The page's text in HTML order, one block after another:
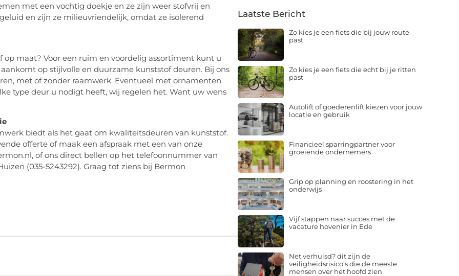
met een vochtig doekje en ze zijn weer stofvrij en
en zijn ze milieuvriendelijk, omdat ze isolerend
maat? Voor een ruim en voordelig assortiment kunt u
op stijlvolle en duurzame kunststof deuren. Bij ons
met of zonder raamwerk. Eventueel met ornamenten
type deur u nodigt heeft, wij regelen het. Want uw wens
biedt als het gaat om kwaliteitsdeuren van kunststof.
offerte of maak een afspraak met een van onze
of ons direct bellen op het telefoonnummer van
(035-5243292). Graag tot ziens bij Bermon
Laatste Bericht
Zo kies je een fiets die bij jouw route
past
Zo kies je een fiets die echt bij je ritten
past
Autolift of goederenlift kiezen voor jouw
locatie en gebruik
Financieel sparringpartner voor
groeiende ondernemers
Grip op planning en roostering in het
onderwijs
Vijf stappen naar succes met de
vacature hovenier in Ede
Net verhuisd? dit zijn de
veiligheidsrisico's die de meeste
mensen over het hoofd zien